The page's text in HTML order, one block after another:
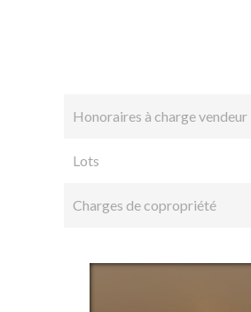
Honoraires à charge vendeur
Lots
Charges de copropriété